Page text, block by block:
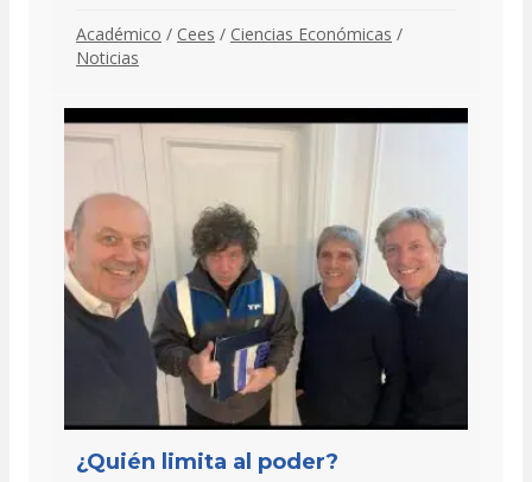
Académico / Cees / Ciencias Económicas /
Noticias
¿Quién limita al poder?